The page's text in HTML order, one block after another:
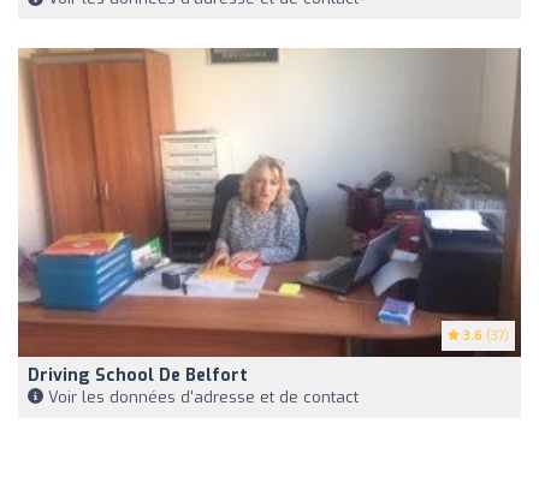
3.6 (37)
Driving School De Belfort
Voir les données d'adresse et de contact